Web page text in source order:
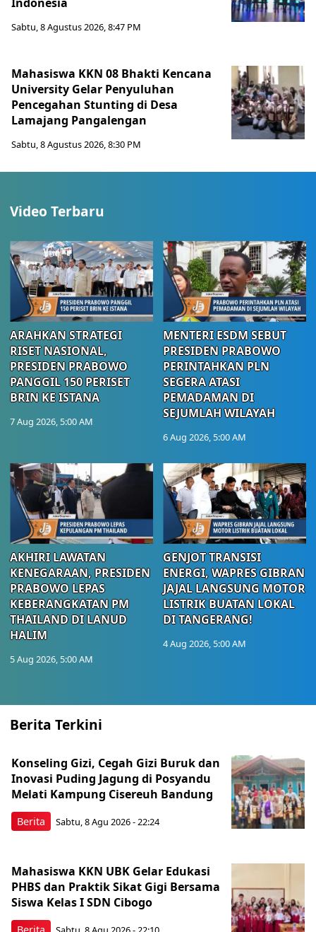
Indonesia
Sabtu, 8 Agustus 2026, 8:47 PM
Mahasiswa KKN 08 Bhakti Kencana
University Gelar Penyuluhan
Pencegahan Stunting di Desa
Lamajang Pangalengan
Sabtu, 8 Agustus 2026, 8:30 PM
Video Terbaru
ARAHKAN STRATEGI
RISET NASIONAL,
PRESIDEN PRABOWO
PANGGIL 150 PERISET
BRIN KE ISTANA
7 Aug 2026, 5:00 AM
MENTERI ESDM SEBUT
PRESIDEN PRABOWO
PERINTAHKAN PLN
SEGERA ATASI
PEMADAMAN DI
SEJUMLAH WILAYAH
6 Aug 2026, 5:00 AM
AKHIRI LAWATAN
KENEGARAAN, PRESIDEN
PRABOWO LEPAS
KEBERANGKATAN PM
THAILAND DI LANUD
HALIM
5 Aug 2026, 5:00 AM
GENJOT TRANSISI
ENERGI, WAPRES GIBRAN
JAJAL LANGSUNG MOTOR
LISTRIK BUATAN LOKAL
DI TANGERANG!
4 Aug 2026, 5:00 AM
Berita Terkini
Berita
Konseling Gizi, Cegah Gizi Buruk dan
Inovasi Puding Jagung di Posyandu
Melati Kampung Cisereuh Bandung
Sabtu, 8 Agu 2026 - 22:24
Mahasiswa KKN UBK Gelar Edukasi
PHBS dan Praktik Sikat Gigi Bersama
Siswa Kelas I SDN Cibogo